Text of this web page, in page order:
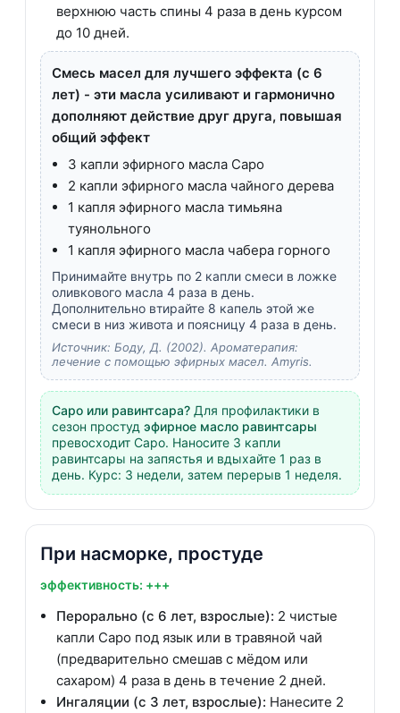
верхнюю часть спины 4 раза в день курсом
до 10 дней.
Смесь масел для лучшего эффекта (с 6
лет) - эти масла усиливают и гармонично
дополняют действие друг друга, повышая
общий эффект
3 капли эфирного масла Саро
2 капли эфирного масла чайного дерева
1 капля эфирного масла тимьяна
туянольного
1 капля эфирного масла чабера горного
Принимайте внутрь по 2 капли смеси в ложке
оливкового масла 4 раза в день.
Дополнительно втирайте 8 капель этой же
смеси в низ живота и поясницу 4 раза в день.
Источник: Боду, Д. (2002). Ароматерапия:
лечение с помощью эфирных масел. Amyris.
Саро или равинтсара? Для профилактики в
сезон простуд эфирное масло равинтсары
превосходит Саро. Наносите 3 капли
равинтсары на запястья и вдыхайте 1 раз в
день. Курс: 3 недели, затем перерыв 1 неделя.
При насморке, простуде
эффективность: +++
Перорально (с 6 лет, взрослые): 2 чистые
капли Саро под язык или в травяной чай
(предварительно смешав с мёдом или
сахаром) 4 раза в день в течение 2 дней.
Ингаляции (с 3 лет, взрослые): Нанесите 2